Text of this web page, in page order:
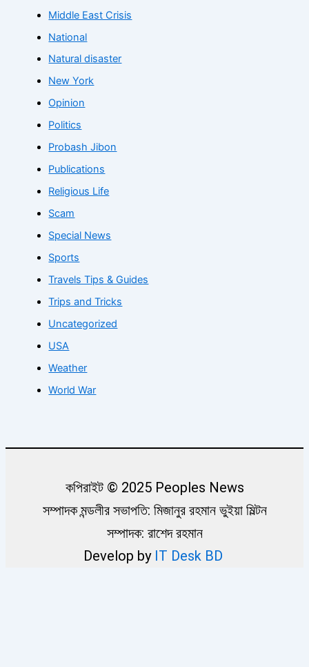
Middle East Crisis
National
Natural disaster
New York
Opinion
Politics
Probash Jibon
Publications
Religious Life
Scam
Special News
Sports
Travels Tips & Guides
Trips and Tricks
Uncategorized
USA
Weather
World War
কপিরাইট © 2025 Peoples News
সম্পাদক মন্ডলীর সভাপতি: মিজানুর রহমান ভুইয়া মিল্টন
সম্পাদক: রাশেদ রহমান
Develop by IT Desk BD